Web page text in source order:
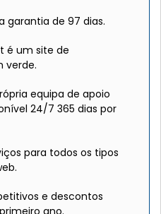
garantia de 97 dias.
é um site de
verde.
equipa de apoio
24/7 365 dias por
para todos os tipos
e descontos
ano.